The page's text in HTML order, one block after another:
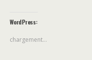
WordPress:
chargement…